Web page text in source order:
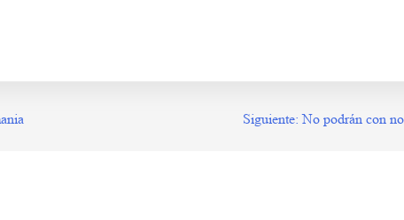
Siguiente: No podrán con